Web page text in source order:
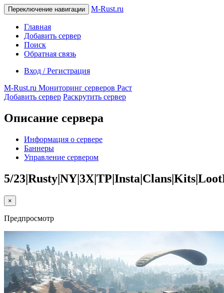
Переключение навигации M-Rust.ru
Главная
Добавить сервер
Поиск
Обратная связь
Вход / Регистрация
M-Rust.ru Мониторинг серверов Раст
Добавить сервер Раскрутить сервер
Описание сервера
Информация о сервере
Баннеры
Управление сервером
5/
×
Предпросмотр